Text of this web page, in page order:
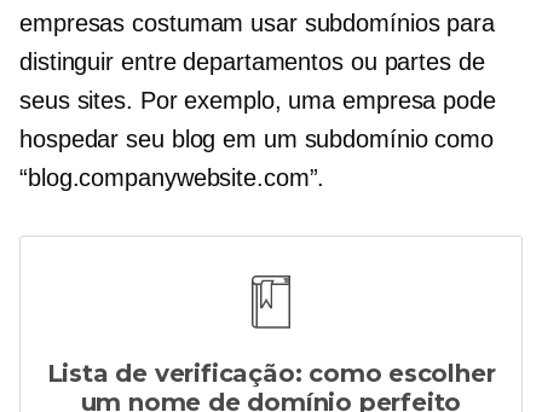
empresas costumam usar subdomínios para
distinguir entre departamentos ou partes de
seus sites. Por exemplo, uma empresa pode
hospedar seu blog em um subdomínio como
“blog.companywebsite.com”.
Lista de verificação: como escolher
um nome de domínio perfeito